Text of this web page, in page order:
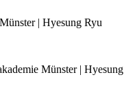
| Hyesung Ryu
Münster | Hyesung